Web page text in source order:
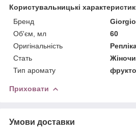
Користувальницькі
Бренд
Об'єм, мл
60
Оригінальність
Стать
Тип аромату
Приховати
Умови доставки